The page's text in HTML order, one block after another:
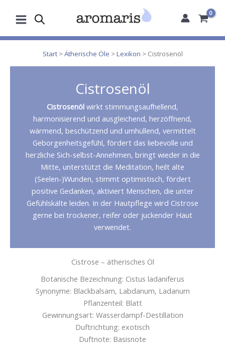
Inhalt
Start>Ätherische Öle >Lexikon > Cistrosenöl
Cistrosenöl
Cistrosenöl wirkt stimmungsaufhellend,
harmonisierend und ausgleichend, herzöffnend,
wärmend, beschützend und umhüllend, vermittelt
Geborgenheitsgefühl, fördert das liebevolle und
herzliche Sich-selbst-Annehmen, bringt wieder in die
Mitte, unterstützt die Meditation, heilt alte
(Seelen-)Wunden, stimmt optimistisch, fördert
positive Gedanken, aktiviert Menschen, die unter
Gefühlskälte leiden. In der Hautpflege wird Cistrose
gerne bei trockener, reifer oder juckender Haut
verwendet.
Cistrose – ätherisches Öl
Botanische Bezeichnung: Cistus ladaniferus
Synonyme: Blackbalsam, Labdanum, Ladanum
Pflanzenteil: Blatt
Gewinnungsart: Wasserdampf-Destillation
Duftrichtung: exotisch
Duftnote: Basisnote